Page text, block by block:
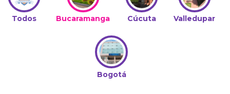
Todos Bucaramanga Cúcuta Valledupar
Bogotá